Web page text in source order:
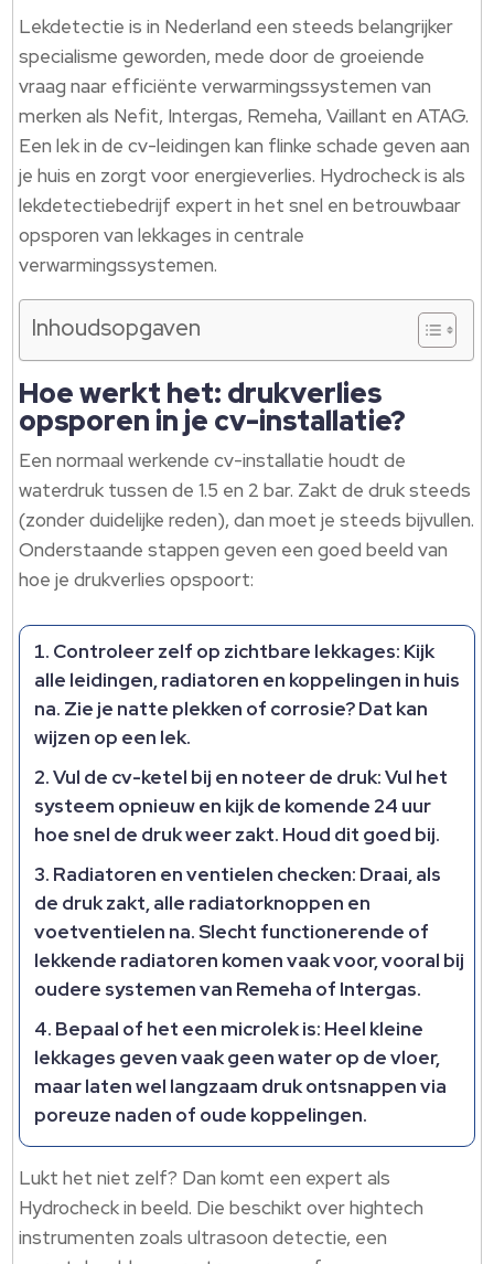
Lekdetectie is in Nederland een steeds belangrijker
specialisme geworden, mede door de groeiende
vraag naar efficiënte verwarmingssystemen van
merken als Nefit, Intergas, Remeha, Vaillant en ATAG.
Een lek in de cv-leidingen kan flinke schade geven aan
je huis en zorgt voor energieverlies. Hydrocheck is als
lekdetectiebedrijf expert in het snel en betrouwbaar
opsporen van lekkages in centrale
verwarmingssystemen.
Inhoudsopgaven
Hoe werkt het: drukverlies
opsporen in je cv-installatie?
Een normaal werkende cv-installatie houdt de
waterdruk tussen de 1.5 en 2 bar. Zakt de druk steeds
(zonder duidelijke reden), dan moet je steeds bijvullen.
Onderstaande stappen geven een goed beeld van
hoe je drukverlies opspoort:
Controleer zelf op zichtbare lekkages: Kijk
alle leidingen, radiatoren en koppelingen in huis
na. Zie je natte plekken of corrosie? Dat kan
wijzen op een lek.
Vul de cv-ketel bij en noteer de druk:Vul het
systeem opnieuw en kijk de komende 24 uur
hoe snel de druk weer zakt. Houd dit goed bij.
Radiatoren en ventielen checken: Draai, als
de druk zakt, alle radiatorknoppen en
voetventielen na. Slecht functionerende of
lekkende radiatoren komen vaak voor, vooral bij
oudere systemen van Remeha of Intergas.
Bepaal of het een microlek is: Heel kleine
lekkages geven vaak geen water op de vloer,
maar laten wel langzaam druk ontsnappen via
poreuze naden of oude koppelingen.
Lukt het niet zelf? Dan komt een expert als
Hydrocheck in beeld. Die beschikt over hightech
instrumenten zoals ultrasoon detectie, een